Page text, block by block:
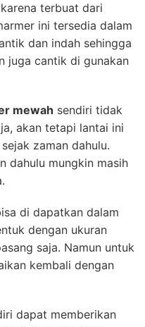
terbuat dari
ini tersedia dalam
dan indah sehingga
juga cantik di gunakan
mewah sendiri tidak
akan tetapi lantai ini
zaman dahulu.
dahulu mungkin masih
di dapatkan dalam
dengan ukuran
saja. Namun untuk
kembali dengan
dapat memberikan